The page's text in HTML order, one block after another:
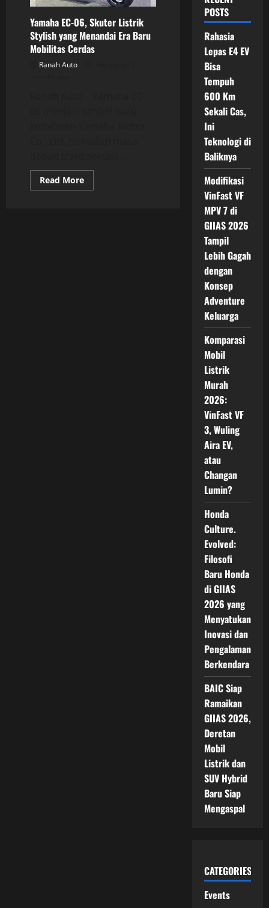
Yamaha EC-06, Skuter Listrik
Stylish yang Menandai Era Baru
Mobilitas Cerdas
Ranah Auto
Read MoreRead
more
POSTS
Rahasia
Lepas E4 EV
Bisa
Tempuh
600 Km
Sekali Cas,
Ini
Teknologi di
Baliknya
Modifikasi
VinFast VF
MPV 7 di
GIIAS 2026
Tampil
Lebih Gagah
dengan
Konsep
Adventure
Keluarga
Komparasi
Mobil
Listrik
Murah
2026:
VinFast VF
3, Wuling
Aira EV,
atau
Changan
Lumin?
Honda
Culture.
Evolved:
Filosofi
Baru Honda
di GIIAS
2026 yang
Menyatukan
Inovasi dan
Pengalaman
Berkendara
BAIC Siap
Ramaikan
GIIAS 2026,
Deretan
Mobil
Listrik dan
SUV Hybrid
Baru Siap
Mengaspal
CATEGORIES
Events